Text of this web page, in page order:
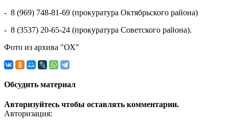
- 8 (969) 748-81-69 (прокуратура Октябрьского района)
- 8 (3537) 20-65-24 (прокуратура Советского района).
Фото из архива "ОХ"
Обсудить материал
Авторизуйтесь чтобы оставлять комментарии.
Авторизация: